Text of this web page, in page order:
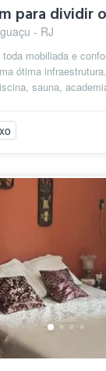
- RJ
mobiliada e
ótima
sauna,